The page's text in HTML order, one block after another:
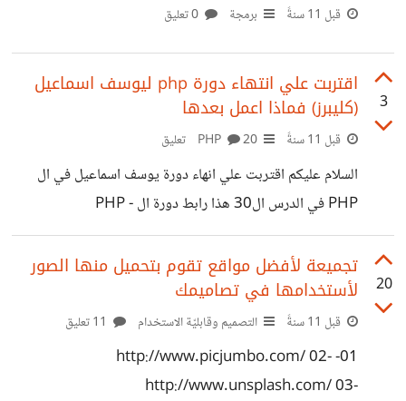
قبل 11 سنةً برمجة
3
اقتربت علي انتهاء دورة php ليوسف اسماعيل
(كليبرز) فماذا اعمل بعدها
قبل 11 سنةً 20 تعليق
السلام عليكم اقتربت علي انهاء دورة يوسف اسماعيل في ال
PHP في الدرس ال30 هذا رابط دورة ال PHP -
https://www.youtube.com/playlist?
list=PLEC282074E53B9FEF هل بعد اكمالي للدورة ادخل
http://www.php-
cliprz.com/show_PHP_Advanced_Tutorials.html
ام تنصحوني بشيئ اخر ؟
20
تجميعة لأفضل مواقع تقوم بتحميل منها الصور
لأستخدامها في تصاميمك
قبل 11 سنةً التصميم وقابليّة الاستخدام
01- http://www.picjumbo.com/ 02-
http://www.unsplash.com/ 03-